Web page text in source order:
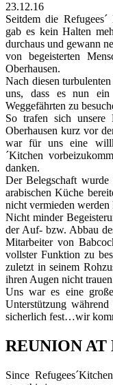
23.12.16
Seitdem die
gab es kein Halten
durchaus und gewann
von begeisterten
Oberhausen.
Nach diesen
uns, dass es nun ein
Weggefährten zu
So trafen sich unsere
Oberhausen kurz vor
war für uns eine
´Kitchen
danken.
Der Belegschaft wurde
arabischen Küche
nicht vermieden werden
Nicht minder
der Auf- bzw. Abbau
Mitarbeiter von
vollster Funktion zu
zuletzt in seinem
ihren Augen nicht
Uns war es eine
Unterstützung
sicherlich fest…wir
REUNION AT
Since